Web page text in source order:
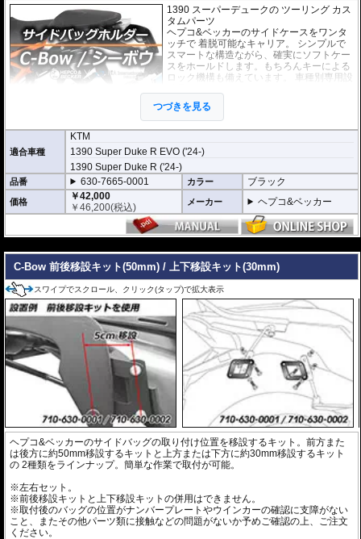
1390 スーパーデュークの ツーリング カス
タムパーツ
ヘプコ&ベッカーのサイドケースをワンタ
ッチで 着脱可能なキャリア。 シンプルで
スマートな構造ながら、確実にソフトケー
スをホールドします。もちろんキーによる
ロック機構も備えています。 車種別専用設
※耐加重 : 片側 5kg (ケース、バッグの自重
を除く)
※サイドケースは別売です。こちらからお求め下さい。
※バッグの搭載位置を 50mm 前方または後方、30mm 上方または下方に移設す
る移設キット(オプション)もあります。
つづきを見る
適合車種
KTM
1390 Super Duke R EVO ('24-)
1390 Super Duke R ('24-)
品番 630-7665-0001 カラー ブラック
価格
￥42,000
￥46,200(税込) メーカー ヘプコ&ベッカー
C-Bow 前後移設キット(50mm) / 上下移設キット(30mm)
スワイプでスクロール、クリック(タップ)で拡大表示
ヘプコ&ベッカーのサイドバッグの取り付け位置を移設するキット。前方また
は後方に約50mm移設するキットと上方または下方に約30mm移設するキット
の 2種類をラインナップ。簡単な作業で取付が可能。
※左右セット。
※前後移設キットと上下移設キットの併用はできません。
※取付後のバッグの位置がナンバープレートやウインカーの確認に支障がない
こと、またその他パーツ類に接触などの問題がないか予めご確認の上、ご注文
ください。